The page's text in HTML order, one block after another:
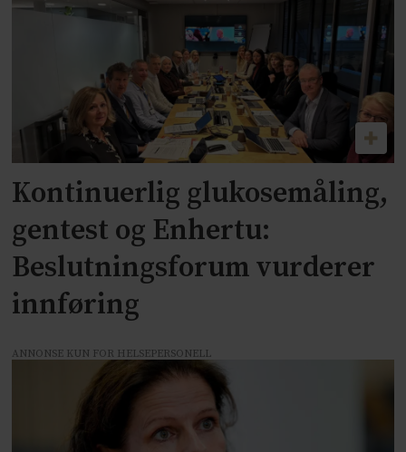
Kontinuerlig glukosemåling,
gentest og Enhertu:
Beslutningsforum vurderer
innføring
ANNONSE KUN FOR HELSEPERSONELL